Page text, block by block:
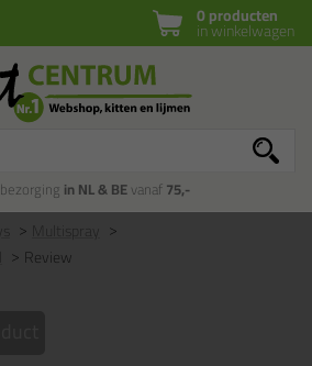
0 producten
in winkelwagen
bezorging in NL & BEvanaf75,-
Review